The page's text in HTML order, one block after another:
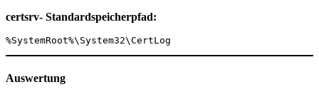
certsrv- Standardspeicherpfad:
%SystemRoot%\System32\CertLog
Auswertung